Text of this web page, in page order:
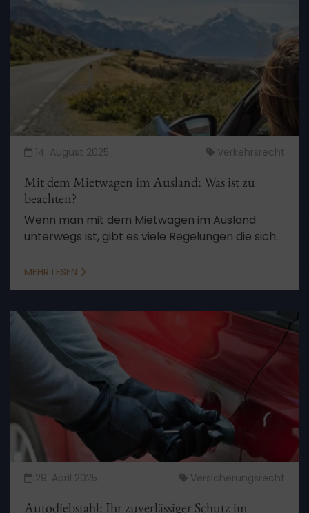
14. August 2025 Verkehrsrecht
Mit dem Mietwagen im Ausland: Was ist zu
beachten?
Wenn man mit dem Mietwagen im Ausland
unterwegs ist, gibt es viele Regelungen die sich
über diese Bescheid wissen, damit Sie sich Ärger
und Kosten sparen können.
MEHR LESEN
29. April 2025 Versicherungsrecht
Autodiebstahl: Ihr zuverlässiger Schutz im